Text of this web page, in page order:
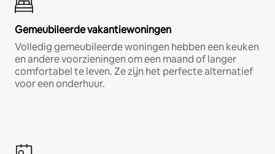
Gemeubileerde vakantiewoningen
Volledig gemeubileerde woningen hebben een keuken
en andere voorzieningen om een maand of langer
comfortabel te leven. Ze zijn het perfecte alternatief
voor een onderhuur.